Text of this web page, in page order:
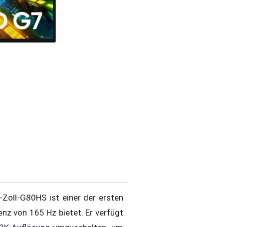
G80HS ist einer der ersten
von 165 Hz bietet. Er verfügt